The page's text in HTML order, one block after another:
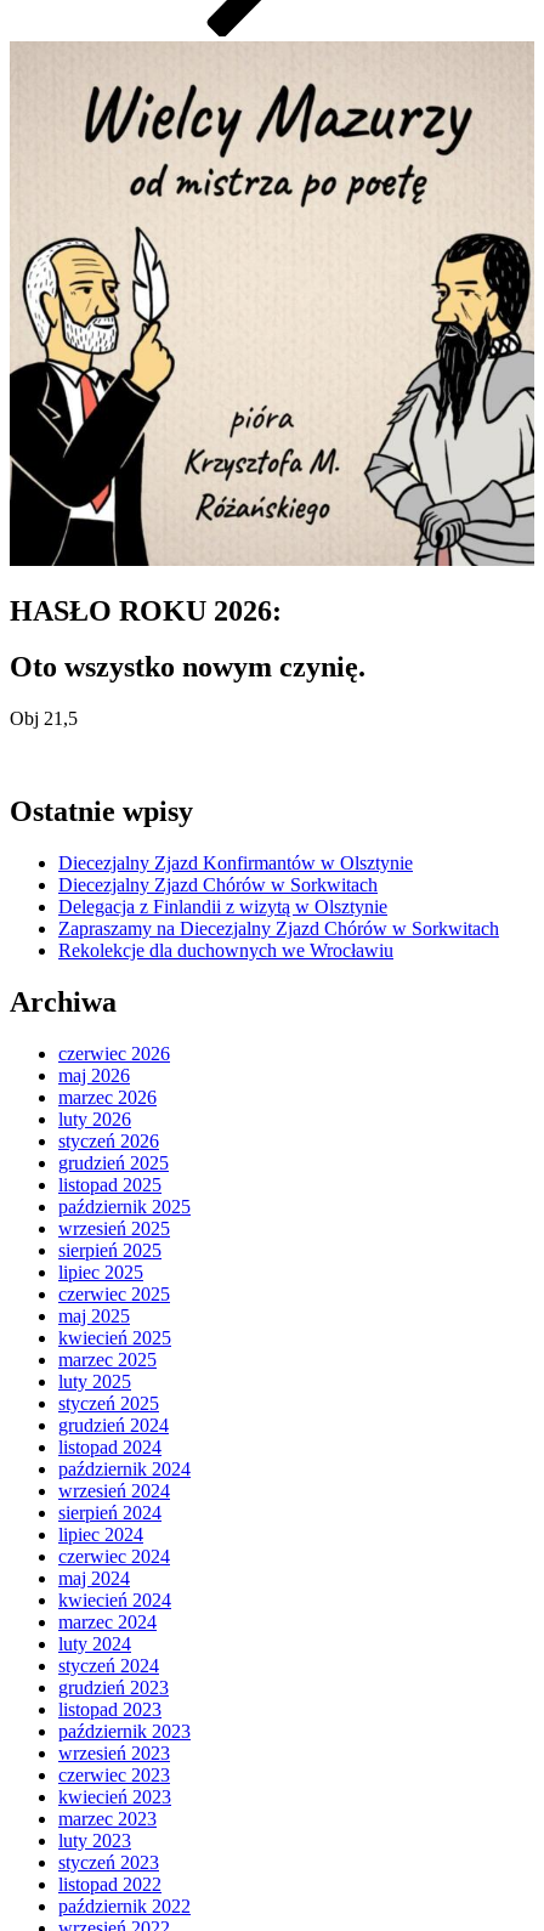
HASŁO ROKU 2026:
Oto wszystko nowym czynię.
Obj 21,5
Ostatnie wpisy
Diecezjalny Zjazd Konfirmantów w Olsztynie
Diecezjalny Zjazd Chórów w Sorkwitach
Delegacja z Finlandii z wizytą w Olsztynie
Zapraszamy na Diecezjalny Zjazd Chórów w Sorkwitach
Rekolekcje dla duchownych we Wrocławiu
Archiwa
czerwiec 2026
maj 2026
marzec 2026
luty 2026
styczeń 2026
grudzień 2025
listopad 2025
październik 2025
wrzesień 2025
sierpień 2025
lipiec 2025
czerwiec 2025
maj 2025
kwiecień 2025
marzec 2025
luty 2025
styczeń 2025
grudzień 2024
listopad 2024
październik 2024
wrzesień 2024
sierpień 2024
lipiec 2024
czerwiec 2024
maj 2024
kwiecień 2024
marzec 2024
luty 2024
styczeń 2024
grudzień 2023
listopad 2023
październik 2023
wrzesień 2023
czerwiec 2023
kwiecień 2023
marzec 2023
luty 2023
styczeń 2023
listopad 2022
październik 2022